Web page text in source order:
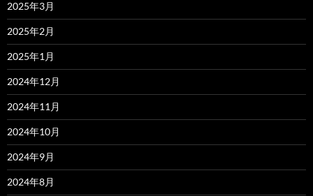
2025年3月
2025年2月
2025年1月
2024年12月
2024年11月
2024年10月
2024年9月
2024年8月